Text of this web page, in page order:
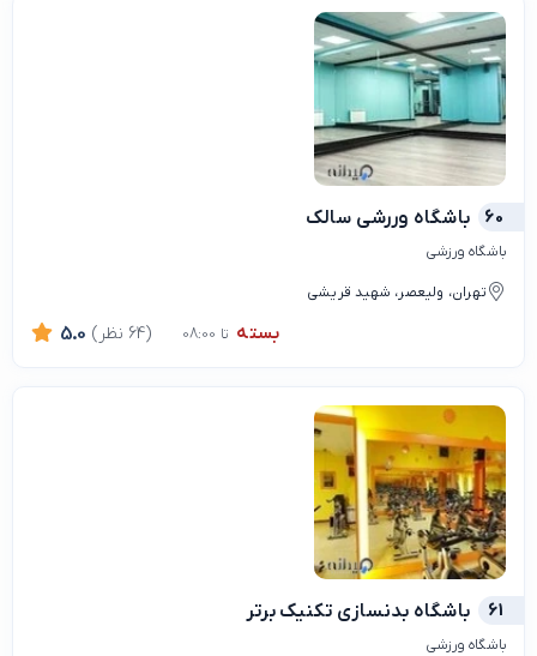
60 باشگاه وررشی سالک
باشگاه ورزشی
تهران، ولیعصر، شهید قریشی
بسته تا 08:00 5.0 (64 نظر)
61 باشگاه بدنسازی تکنیک برتر
باشگاه ورزشی